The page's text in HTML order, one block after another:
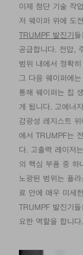
이제 첨단 기술 작
저 웨이퍼 위에 도
TRUMPF 발진기
공급합니다. 전압,
범위 내에서 정확
그 다음 웨이퍼에
통해 웨이퍼는 칩
게 됩니다. 고에너
감광성 레지스트
에서 TRUMPF는
다. 고출력 레이저
의 핵심 부품 중 하
노광된 범위는 플
료 안에 매우 미세
TRUMPF 발진기
요한 역할을 합니다.